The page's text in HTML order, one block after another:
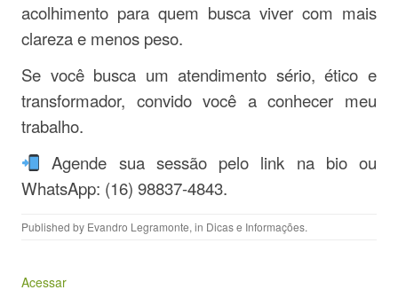
acolhimento para quem busca viver com mais
clareza e menos peso.
Se você busca um atendimento sério, ético e
transformador, convido você a conhecer meu
trabalho.
Agende sua sessão pelo link na bio ou
WhatsApp: (16) 98837-4843.
Published by Evandro Legramonte, in Dicas e Informações.
Acessar